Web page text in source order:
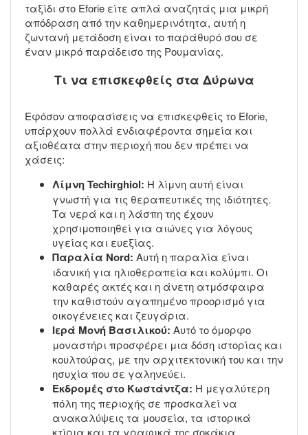
ταξίδι στο Eforie είτε απλά αναζητάς μια μικρή
απόδραση από την καθημερινότητα, αυτή η
ζωντανή μετάδοση είναι το παράθυρό σου σε
έναν μικρό παράδεισο της Ρουμανίας.
Τι να επισκεφθείς στα Δύρωνα
Εφόσον αποφασίσεις να επισκεφθείς το Eforie,
υπάρχουν πολλά ενδιαφέροντα σημεία και
αξιοθέατα στην περιοχή που δεν πρέπει να
χάσεις:
Λίμνη Techirghiol: Η λίμνη αυτή είναι
γνωστή για τις θεραπευτικές της ιδιότητες.
Τα νερά και η λάσπη της έχουν
χρησιμοποιηθεί για αιώνες για λόγους
υγείας και ευεξίας.
Παραλία Nord: Αυτή η παραλία είναι
ιδανική για ηλιοθεραπεία και κολύμπι. Οι
καθαρές ακτές και η άνετη ατμόσφαιρα
την καθιστούν αγαπημένο προορισμό για
οικογένειες και ζευγάρια.
Ιερά Μονή Βασιλικού: Αυτό το όμορφο
μοναστήρι προσφέρει μια δόση ιστορίας και
κουλτούρας, με την αρχιτεκτονική του και την
ησυχία που σε γαληνεύει.
Εκδρομές στο Κωστάντζα: Η μεγαλύτερη
πόλη της περιοχής σε προσκαλεί να
ανακαλύψεις τα μουσεία, τα ιστορικά
κτίρια και τα γραφικά της σοκάκια.